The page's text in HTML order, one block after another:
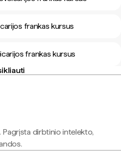
frankas kursus
frankas kursus
Pagrįsta dirbtinio intelekto,